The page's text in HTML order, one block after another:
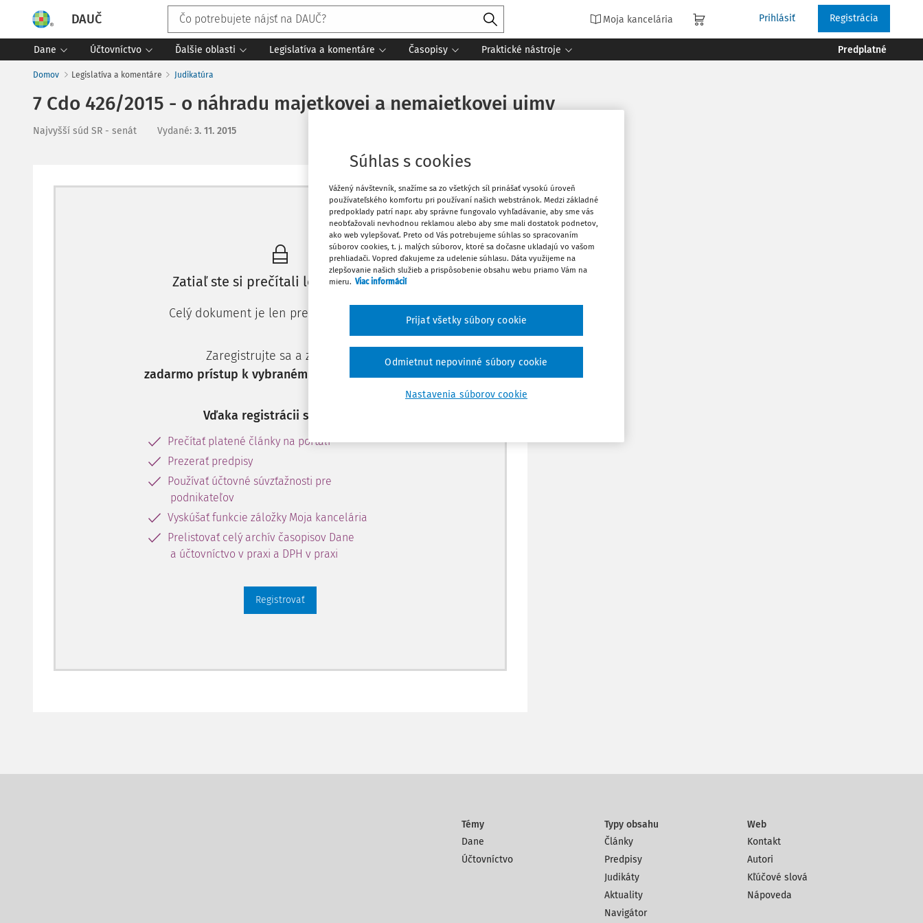
DAUČ Moja kancelária Prihlásiť Registrácia
Dane Účtovníctvo Ďalšie oblasti Legislatíva a komentáre Časopisy Praktické nástroje Predplatné
Domov Legislatíva a komentáre Judikatúra
7 Cdo 426/2015 - o náhradu majetkovej a nemajetkovej ujmy
Najvyšší súd SR - senát Vydané: 3. 11. 2015
Máte predplatné? Prihláste sa
Zatiaľ ste si prečítali len začiatok...
Celý dokument je len pre predplatiteľov.
Zaregistrujte sa a získajte
zadarmo prístup k vybranému obsahu na 10 dní.
Vďaka registrácii si môžete
Prečítať platené články na portáli
Prezerať predpisy
Používať účtovné súvzťažnosti pre
podnikateľov
Vyskúšať funkcie záložky Moja kancelária
Prelistovať celý archív časopisov Dane
a účtovníctvo v praxi a DPH v praxi
Registrovať
Obľúbené
Stiahnuť
Vytlačiť
Témy
Dane
Účtovníctvo
Typy obsahu
Články
Predpisy
Judikáty
Aktuality
Navigátor
Web
Kontakt
Autori
Kľúčové slová
Nápoveda
Súhlas s cookies
Vážený návštevník, snažíme sa zo všetkých síl prinášať vysokú úroveň
používateľského komfortu pri používaní našich webstránok. Medzi základné
predpoklady patrí napr. aby správne fungovalo vyhľadávanie, aby sme vás
neobťažovali nevhodnou reklamou alebo aby sme mali dostatok podnetov,
ako web vylepšovať. Preto od Vás potrebujeme súhlas so spracovaním
súborov cookies, t. j. malých súborov, ktoré sa dočasne ukladajú vo vašom
prehliadači. Vopred ďakujeme za udelenie súhlasu. Dáta využijeme na
zlepšovanie našich služieb a prispôsobenie obsahu webu priamo Vám na
mieru. Viac informácií
Nastavenia súborov cookie
Odmietnut nepovinné súbory cookie
Prijať všetky súbory cookie